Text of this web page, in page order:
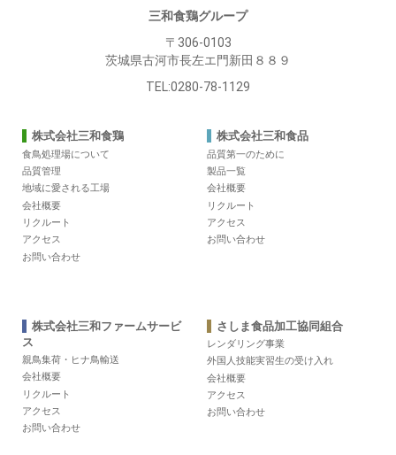
三和食鶏グループ
〒306-0103
茨城県古河市長左エ門新田８８９
TEL:0280-78-1129
株式会社三和食鶏
食鳥処理場について
品質管理
地域に愛される工場
会社概要
リクルート
アクセス
お問い合わせ
株式会社三和食品
品質第一のために
製品一覧
会社概要
リクルート
アクセス
お問い合わせ
株式会社三和ファームサービ
ス
親鳥集荷・ヒナ鳥輸送
会社概要
リクルート
アクセス
お問い合わせ
さしま食品加工協同組合
レンダリング事業
外国人技能実習生の受け入れ
会社概要
アクセス
お問い合わせ